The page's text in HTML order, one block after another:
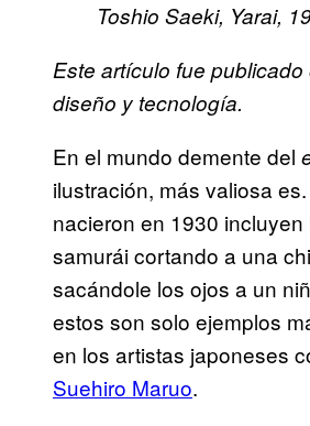
Toshio Saeki, Yarai,
Este artículo fue
diseño y tecnología.
En el mundo demente del
ilustración, más valiosa
nacieron en 1930
samurái cortando a una
sacándole los ojos a un
estos son solo ejemplos
en los artistas japoneses
Suehiro Maruo.